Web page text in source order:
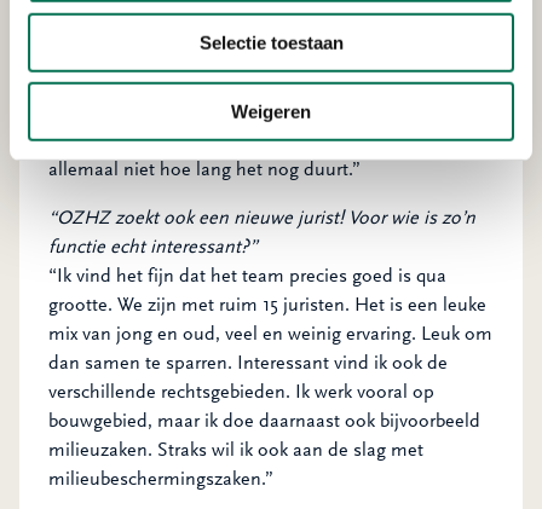
Selectie toestaan
Weigeren
luidruchtig soms, heel veel verschillende mensen met
allerlei werkzaamheden. Het kan alleen maar beter
“En, wel of niet wisselen van baan in coronatijd?”
Daarover is Foruq kort: “Wanneer dan wel? We weten
allemaal niet hoe lang het nog duurt.”
“OZHZ zoekt ook een nieuwe jurist! Voor wie is zo’n
functie echt interessant?”
“Ik vind het fijn dat het team precies goed is qua
grootte. We zijn met ruim 15 juristen. Het is een leuke
mix van jong en oud, veel en weinig ervaring. Leuk om
dan samen te sparren. Interessant vind ik ook de
verschillende rechtsgebieden. Ik werk vooral op
bouwgebied, maar ik doe daarnaast ook bijvoorbeeld
milieuzaken. Straks wil ik ook aan de slag met
milieubeschermingszaken.”